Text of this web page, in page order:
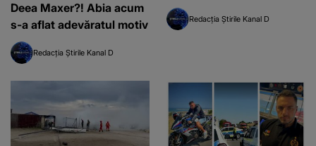
Deea Maxer?! Abia acum
s-a aflat adevăratul motiv
Redacția Știrile Kanal D
Redacția Știrile Kanal D